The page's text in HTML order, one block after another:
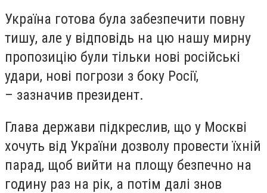
Україна готова була забезпечити повну
тишу, але у відповідь на цю нашу мирну
пропозицію були тільки нові російські
удари, нові погрози з боку Росії,
– зазначив президент.
Глава держави підкреслив, що у Москві
хочуть від України дозволу провести їхній
парад, щоб вийти на площу безпечно на
годину раз на рік, а потім далі знов